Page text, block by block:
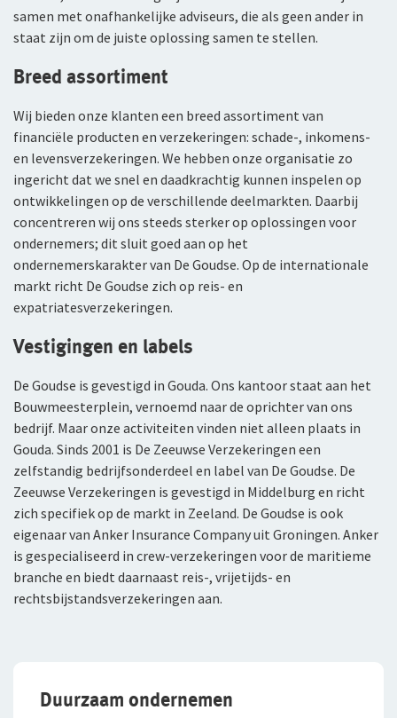
Nabestaandenverzekering Collectief voor
zelfstandig ondernemers
Reizen
Expat Pakket Individueel
Expat Pakket Collectief
Zakenreisverzekering Individueel
Zakenreisverzekering Collectief
Fondsen en koersen
samen met onafhankelijke adviseurs, die als geen ander in
staat zijn om de juiste oplossing samen te stellen.
Breed assortiment
Wij bieden onze klanten een breed assortiment van
financiële producten en verzekeringen: schade-, inkomens-
en levensverzekeringen. We hebben onze organisatie zo
ingericht dat we snel en daadkrachtig kunnen inspelen op
ontwikkelingen op de verschillende deelmarkten. Daarbij
concentreren wij ons steeds sterker op oplossingen voor
ondernemers; dit sluit goed aan op het
ondernemerskarakter van De Goudse. Op de internationale
markt richt De Goudse zich op reis- en
expatriatesverzekeringen.
Vestigingen en labels
De Goudse is gevestigd in Gouda. Ons kantoor staat aan het
Bouwmeesterplein, vernoemd naar de oprichter van ons
bedrijf. Maar onze activiteiten vinden niet alleen plaats in
Gouda. Sinds 2001 is De Zeeuwse Verzekeringen een
zelfstandig bedrijfsonderdeel en label van De Goudse. De
Zeeuwse Verzekeringen is gevestigd in Middelburg en richt
zich specifiek op de markt in Zeeland. De Goudse is ook
eigenaar van Anker Insurance Company uit Groningen. Anker
is gespecialiseerd in crew-verzekeringen voor de maritieme
branche en biedt daarnaast reis-, vrijetijds- en
rechtsbijstandsverzekeringen aan.
Duurzaam ondernemen